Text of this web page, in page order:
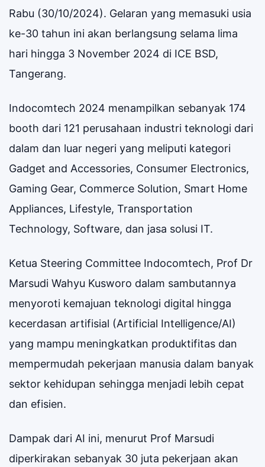
Rabu (30/10/2024). Gelaran yang memasuki usia
ke-30 tahun ini akan berlangsung selama lima
hari hingga 3 November 2024 di ICE BSD,
Tangerang.
Indocomtech 2024 menampilkan sebanyak 174
booth dari 121 perusahaan industri teknologi dari
dalam dan luar negeri yang meliputi kategori
Gadget and Accessories, Consumer Electronics,
Gaming Gear, Commerce Solution, Smart Home
Appliances, Lifestyle, Transportation
Technology, Software, dan jasa solusi IT.
Ketua Steering Committee Indocomtech, Prof Dr
Marsudi Wahyu Kusworo dalam sambutannya
menyoroti kemajuan teknologi digital hingga
kecerdasan artifisial (Artificial Intelligence/AI)
yang mampu meningkatkan produktifitas dan
mempermudah pekerjaan manusia dalam banyak
sektor kehidupan sehingga menjadi lebih cepat
dan efisien.
Dampak dari AI ini, menurut Prof Marsudi
diperkirakan sebanyak 30 juta pekerjaan akan